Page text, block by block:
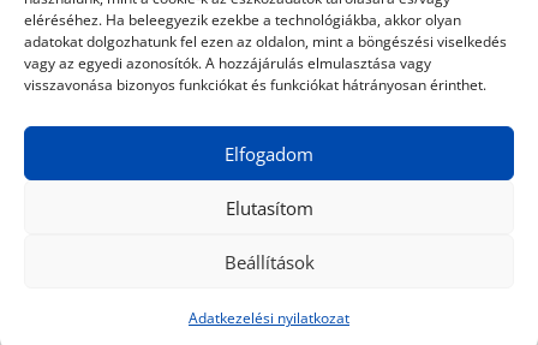
eléréséhez. Ha beleegyezik ezekbe a technológiákba, akkor olyan
adatokat dolgozhatunk fel ezen az oldalon, mint a böngészési viselkedés
vagy az egyedi azonosítók. A hozzájárulás elmulasztása vagy
visszavonása bizonyos funkciókat és funkciókat hátrányosan érinthet.
Elfogadom
Elutasítom
Beállítások
Adatkezelési nyilatkozat
© 2024 Tiéd a Világ
Médiaajánlat